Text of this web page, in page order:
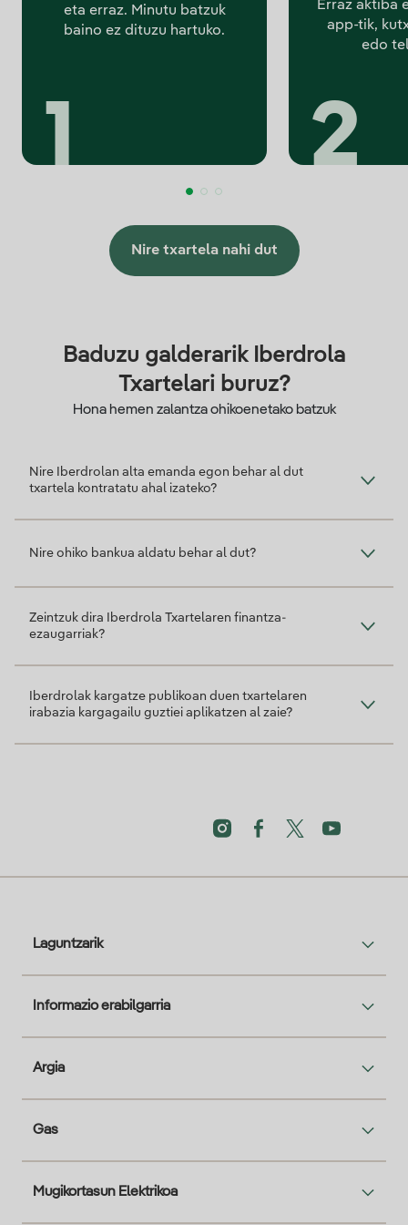
eta erraz. Minutu batzuk
baino ez dituzu hartuko.
Erraz aktiba
app-tik,
edo
Nire txartela nahi dut
Baduzu galderarik Iberdrola
Txartelari buruz?
Hona hemen zalantza ohikoenetako batzuk
Nire Iberdrolan alta emanda egon behar al dut
txartela kontratatu ahal izateko?
Nire ohiko bankua aldatu behar al dut?
Zeintzuk dira Iberdrola Txartelaren finantza-
ezaugarriak?
Iberdrolak kargatze publikoan duen txartelaren
irabazia kargagailu guztiei aplikatzen al zaie?
Laguntzarik
Informazio erabilgarria
Argia
Gas
Mugikortasun Elektrikoa